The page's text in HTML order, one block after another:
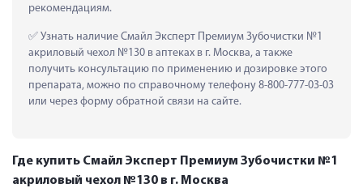
рекомендациям.
Узнать наличие Смайл Эксперт Премиум Зубочистки №1
акриловый чехол №130 в аптеках в г. Москва, а также
получить консультацию по применению и дозировке этого
препарата, можно по справочному телефону 8-800-777-03-03
или через форму обратной связи на сайте.
Где купить Смайл Эксперт Премиум Зубочистки №1
акриловый чехол №130 в г. Москва